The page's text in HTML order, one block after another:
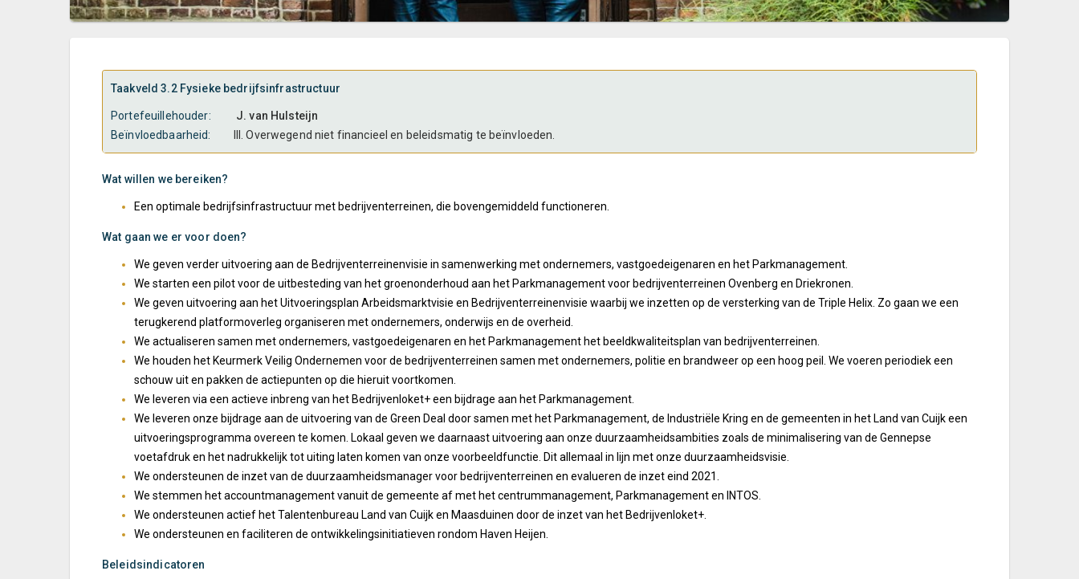
Taakveld 3.2 Fysieke bedrijfsinfrastructuur
Portefeuillehouder:
J. van Hulsteijn
Beïnvloedbaarheid:
III. Overwegend niet financieel en beleidsmatig te beïnvloeden.
Wat willen we bereiken?
Een optimale bedrijfsinfrastructuur met bedrijventerreinen, die bovengemiddeld functioneren.
Wat gaan we er voor doen?
We geven verder uitvoering aan de Bedrijventerreinenvisie in samenwerking met ondernemers, vastgoedeigenaren en het Parkmanagement.
We starten een pilot voor de uitbesteding van het groenonderhoud aan het Parkmanagement voor bedrijventerreinen Ovenberg en Driekronen.
We geven uitvoering aan het Uitvoeringsplan Arbeidsmarktvisie en Bedrijventerreinenvisie waarbij we inzetten op de versterking van de Triple Helix. Zo gaan we een
terugkerend platformoverleg organiseren met ondernemers, onderwijs en de overheid.
We actualiseren samen met ondernemers, vastgoedeigenaren en het Parkmanagement het beeldkwaliteitsplan van bedrijventerreinen.
We houden het Keurmerk Veilig Ondernemen voor de bedrijventerreinen samen met ondernemers, politie en brandweer op een hoog peil. We voeren periodiek een
schouw uit en pakken de actiepunten op die hieruit voortkomen.
We leveren via een actieve inbreng van het Bedrijvenloket+ een bijdrage aan het Parkmanagement.
We leveren onze bijdrage aan de uitvoering van de Green Deal door samen met het Parkmanagement, de Industriële Kring en de gemeenten in het Land van Cuijk een
uitvoeringsprogramma overeen te komen. Lokaal geven we daarnaast uitvoering aan onze duurzaamheidsambities zoals de minimalisering van de Gennepse
voetafdruk en het nadrukkelijk tot uiting laten komen van onze voorbeeldfunctie. Dit allemaal in lijn met onze duurzaamheidsvisie.
We ondersteunen de inzet van de duurzaamheidsmanager voor bedrijventerreinen en evalueren de inzet eind 2021.
We stemmen het accountmanagement vanuit de gemeente af met het centrummanagement, Parkmanagement en INTOS.
We ondersteunen actief het Talentenbureau Land van Cuijk en Maasduinen door de inzet van het Bedrijvenloket+.
We ondersteunen en faciliteren de ontwikkelingsinitiatieven rondom Haven Heijen.
Beleidsindicatoren